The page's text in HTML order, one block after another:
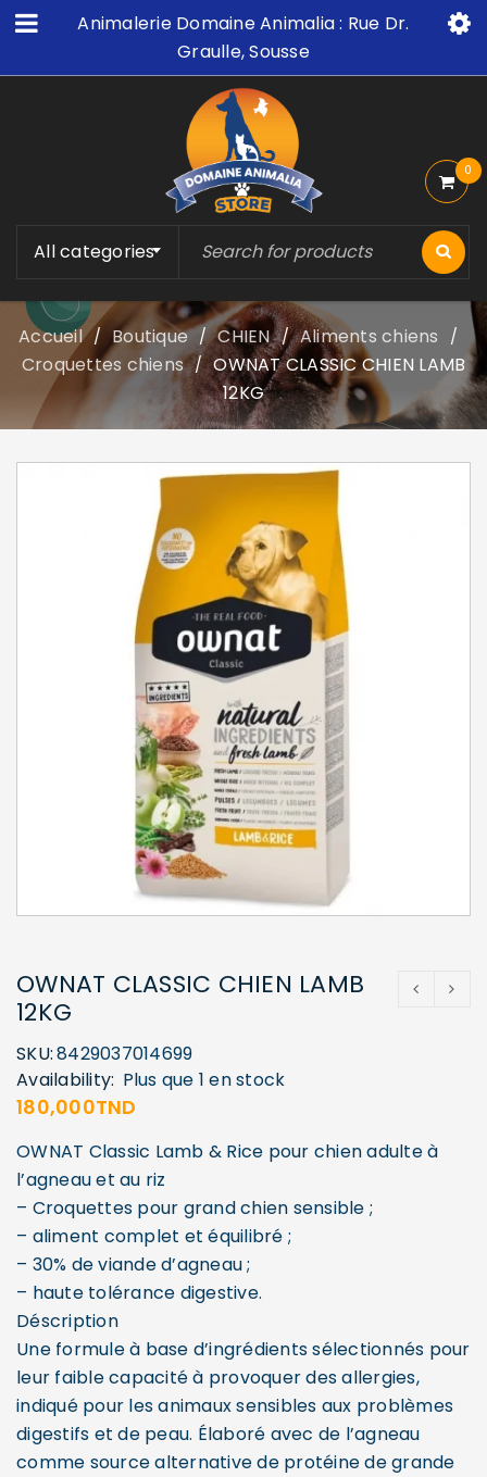
Animalerie Domaine Animalia : Rue Dr.
Graulle, Sousse
All categories
0
Accueil / Boutique / CHIEN / Aliments chiens /
Croquettes chiens / OWNAT CLASSIC CHIEN LAMB
12KG
OWNAT CLASSIC CHIEN LAMB
12KG
SKU:8429037014699
Availability: Plus que 1 en stock
180,000TND
OWNAT Classic Lamb & Rice pour chien adulte à
l’agneau et au riz
– Croquettes pour grand chien sensible ;
– aliment complet et équilibré ;
– 30% de viande d’agneau ;
– haute tolérance digestive.
Déscription
Une formule à base d’ingrédients sélectionnés pour
leur faible capacité à provoquer des allergies,
indiqué pour les animaux sensibles aux problèmes
digestifs et de peau. Élaboré avec de l’agneau
comme source alternative de protéine de grande